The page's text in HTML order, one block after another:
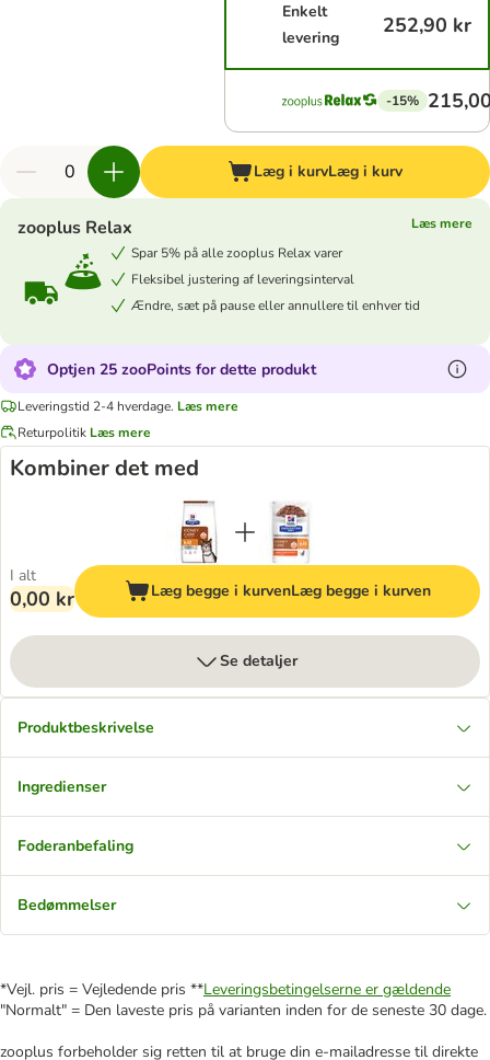
Enkelt
levering
252,90 kr
-15%
Læg i kurvLæg i kurv
zooplus Relax
Læs mere
Spar 5% på alle zooplus Relax varer
Fleksibel justering af leveringsinterval
Ændre, sæt på pause eller annullere til enhver tid
Optjen 25 zooPoints for dette produkt
Leveringstid 2-4 hverdage. Læs mere
Returpolitik Læs mere
Kombiner det med
I alt
0,00 kr Læg begge i kurvenLæg begge i kurven
Se detaljer
Produktbeskrivelse
Ingredienser
Foderanbefaling
Bedømmelser
*Vejl. pris = Vejledende pris **Leveringsbetingelserne er gældende
"Normalt" = Den laveste pris på varianten inden for de seneste 30 dage.
zooplus forbeholder sig retten til at bruge din e-mailadresse til direkte